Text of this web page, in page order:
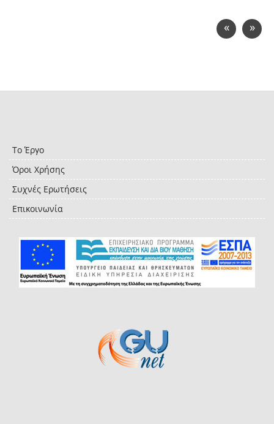
« »
Το Έργο
Όροι Χρήσης
Συχνές Ερωτήσεις
Επικοινωνία